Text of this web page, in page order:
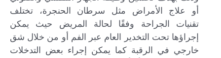
أو علاج الأمراض مثل سرطان الحنجرة، تختلف
تقنيات الجراحة وفقًا لحالة المريض حيث يمكن
إجراؤها تحت التخدير العام عبر الفم أو من خلال شق
خارجي في الرقبة كما يمكن إجراء بعض التدخلات